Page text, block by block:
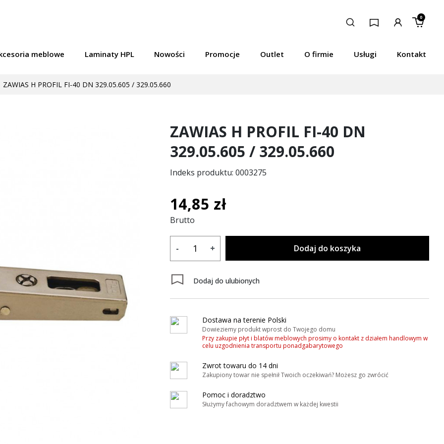
meblowe Laminaty HPL Nowości Promocje Outlet O firmie Usługi Kontakt
0
ZAWIAS H PROFIL FI-40 DN 329.05.605 / 329.05.660
ZAWIAS H PROFIL FI-40 DN
329.05.605 / 329.05.660
Indeks produktu: 0003275
14,85 zł
Brutto
- + Dodaj do koszyka
Dodaj do ulubionych
Dostawa na terenie Polski
Dowieziemy produkt wprost do Twojego domu
Przy zakupie płyt i blatów meblowych prosimy o kontakt z działem handlowym w
celu uzgodnienia transportu ponadgabarytowego
Zwrot towaru do 14 dni
Zakupiony towar nie spełnił Twoich oczekiwań? Możesz go zwrócić
Pomoc i doradztwo
Służymy fachowym doradztwem w każdej kwestii